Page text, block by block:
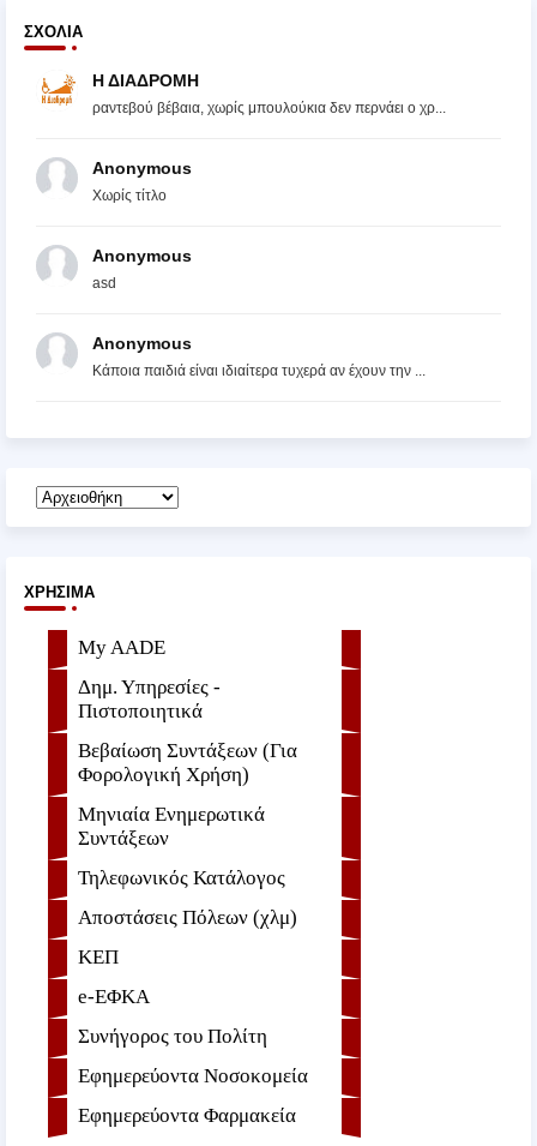
ΣΧΌΛΙΑ
Η ΔΙΑΔΡΟΜΗ
ραντεβού βέβαια, χωρίς μπουλούκια δεν περνάει ο χρ...
Anonymous
Χωρίς τίτλο
Anonymous
asd
Anonymous
Κάποια παιδιά είναι ιδιαίτερα τυχερά αν έχουν την ...
ΧΡΉΣΙΜΑ
My AADE
Δημ. Υπηρεσίες -
Πιστοποιητικά
Βεβαίωση Συντάξεων (Για
Φορολογική Χρήση)
Μηνιαία Ενημερωτικά
Συντάξεων
Τηλεφωνικός Κατάλογος
Αποστάσεις Πόλεων (χλμ)
ΚΕΠ
e-ΕΦKA
Συνήγορος του Πολίτη
Εφημερεύοντα Νοσοκομεία
Εφημερεύοντα Φαρμακεία